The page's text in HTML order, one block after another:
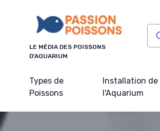
LE MÉDIA DES POISSONS
D'AQUARIUM
Types de
Poissons
Installation de
l'Aquarium